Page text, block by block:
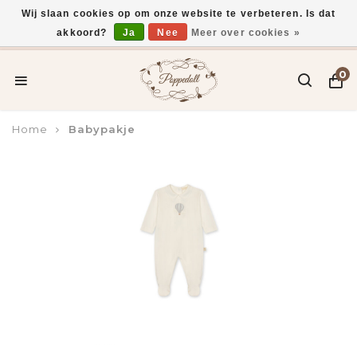
Voor 15:00 uur besteld, vandaag verzonden*
0
Home Babypakje
Wij slaan cookies op om onze website te verbeteren. Is dat
akkoord?
Ja Nee Meer over cookies »